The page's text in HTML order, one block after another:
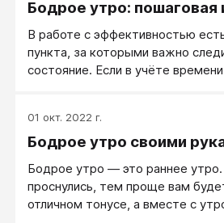
Бодрое утро: пошаговая
В работе с эффективностью
пункта, за которыми важно
состояние. Если в учёте
создаём правильное состояние.
01 окт. 2022 г.
Бодрое утро своими
Бодрое утро — это раннее
проснулись, тем проще вам
отличном тонусе, а вместе с